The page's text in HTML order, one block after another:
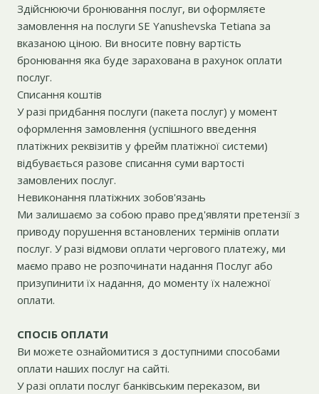
Здійснюючи бронювання послуг, ви оформляєте
замовлення на послуги SE Yanushevska Tetiana за
вказаною ціною. Ви вносите повну вартість
бронювання яка буде зарахована в рахунок оплати
послуг.
Списання коштів
У разі придбання послуги (пакета послуг) у момент
оформлення замовлення (успішного введення
платіжних реквізитів у фрейм платіжної системи)
відбувається разове списання суми вартості
замовлених послуг.
Невиконання платіжних зобов'язань
Ми залишаємо за собою право пред'являти претензії з
приводу порушення встановлених термінів оплати
послуг. У разі відмови оплати чергового платежу, ми
маємо право не розпочинати надання Послуг або
призупинити їх надання, до моменту їх належної
оплати.
СПОСІБ ОПЛАТИ
Ви можете ознайомитися з доступними способами
оплати наших послуг на сайті.
У разі оплати послуг банківським переказом, ви